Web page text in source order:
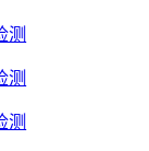
测
测
测